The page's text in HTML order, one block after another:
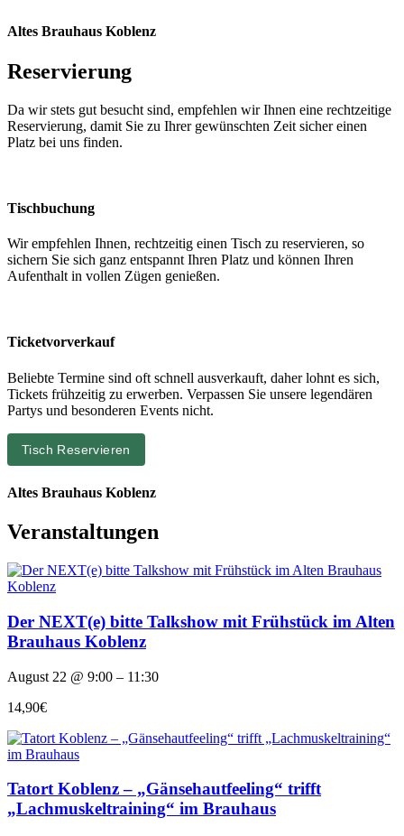
Altes Brauhaus Koblenz
Reservierung
Da wir stets gut besucht sind, empfehlen wir Ihnen eine rechtzeitige
Reservierung, damit Sie zu Ihrer gewünschten Zeit sicher einen
Platz bei uns finden.
Tischbuchung
Wir empfehlen Ihnen, rechtzeitig einen Tisch zu reservieren, so
sichern Sie sich ganz entspannt Ihren Platz und können Ihren
Aufenthalt in vollen Zügen genießen.
Ticketvorverkauf
Beliebte Termine sind oft schnell ausverkauft, daher lohnt es sich,
Tickets frühzeitig zu erwerben. Verpassen Sie unsere legendären
Partys und besonderen Events nicht.
Tisch Reservieren
Altes Brauhaus Koblenz
Veranstaltungen
Der NEXT(e) bitte Talkshow mit Frühstück im Alten
Brauhaus Koblenz
August 22 @ 9:00 – 11:30
14,90€
Tatort Koblenz – „Gänsehautfeeling“ trifft
„Lachmuskeltraining“ im Brauhaus